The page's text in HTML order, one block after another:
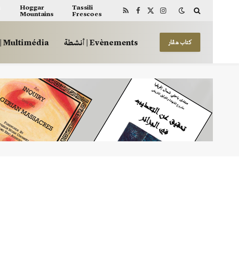
Hoggar
Mountains
Tassili
Frescoes
RSS Facebook
X
Instagram
وسائط | Multimédia أنشطة | Evènements كتاب هڤار